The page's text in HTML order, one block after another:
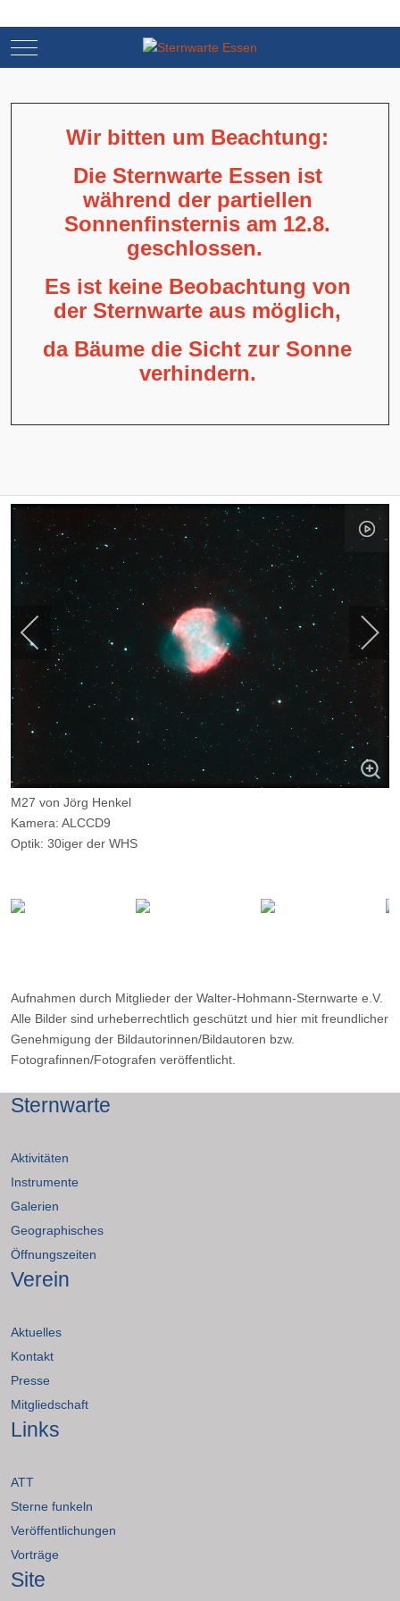
Mobile Menu Toggle
Wir bitten um Beachtung:
Die Sternwarte Essen ist
während der partiellen
Sonnenfinsternis am 12.8.
geschlossen.
Es ist keine Beobachtung von
der Sternwarte aus möglich,
da Bäume die Sicht zur Sonne
verhindern.
M27 von Jörg Henkel
Kamera: ALCCD9
Optik: 30iger der WHS
Filter: H-Alpha, OIII
Aufnahmen durch Mitglieder der Walter-Hohmann-Sternwarte e.V.
Alle Bilder sind urheberrechtlich geschützt und hier mit freundlicher
Genehmigung der Bildautorinnen/Bildautoren bzw.
Fotografinnen/Fotografen veröffentlicht.
Sternwarte
Aktivitäten
Instrumente
Galerien
Geographisches
Öffnungszeiten
Verein
Aktuelles
Kontakt
Presse
Mitgliedschaft
Links
ATT
Sterne funkeln
Veröffentlichungen
Vorträge
Site